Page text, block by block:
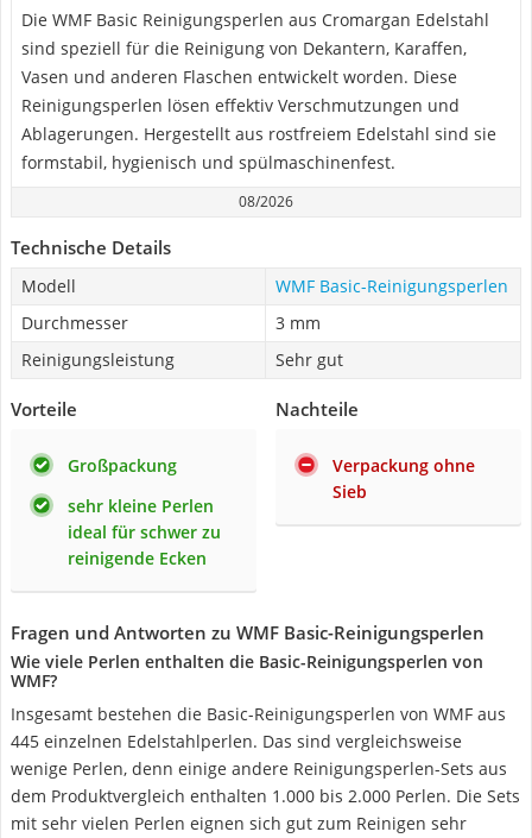
Die WMF Basic Reinigungsperlen aus Cromargan Edelstahl
sind speziell für die Reinigung von Dekantern, Karaffen,
Vasen und anderen Flaschen entwickelt worden. Diese
Reinigungsperlen lösen effektiv Verschmutzungen und
Ablagerungen. Hergestellt aus rostfreiem Edelstahl sind sie
formstabil, hygienisch und spülmaschinenfest.
08/2026
Technische Details
Modell
WMF Basic-Reinigungsperlen
Durchmesser
3 mm
Reinigungsleistung
Sehr gut
Vorteile
Großpackung
sehr kleine Perlen
ideal für schwer zu
reinigende Ecken
Nachteile
Verpackung ohne
Sieb
Fragen und Antworten zu WMF Basic-Reinigungsperlen
Wie viele Perlen enthalten die Basic-Reinigungsperlen von
WMF?
Insgesamt bestehen die Basic-Reinigungsperlen von WMF aus
445 einzelnen Edelstahlperlen. Das sind vergleichsweise
wenige Perlen, denn einige andere Reinigungsperlen-Sets aus
dem Produktvergleich enthalten 1.000 bis 2.000 Perlen. Die Sets
mit sehr vielen Perlen eignen sich gut zum Reinigen sehr